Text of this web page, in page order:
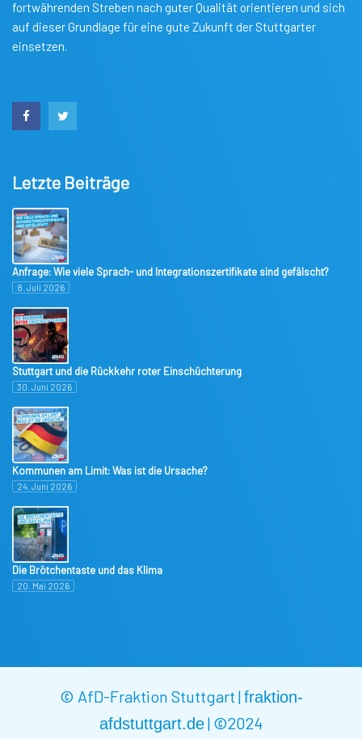
fortwährenden Streben nach guter Qualität orientieren und sich
auf dieser Grundlage für eine gute Zukunft der Stuttgarter
einsetzen.
Letzte Beiträge
Anfrage: Wie viele Sprach- und Integrationszertifikate sind gefälscht?
8. Juli 2026
Stuttgart und die Rückkehr roter Einschüchterung
30. Juni 2026
Kommunen am Limit: Was ist die Ursache?
24. Juni 2026
Die Brötchentaste und das Klima
20. Mai 2026
© AfD-Fraktion Stuttgart |fraktion-
afdstuttgart.de| ©2024